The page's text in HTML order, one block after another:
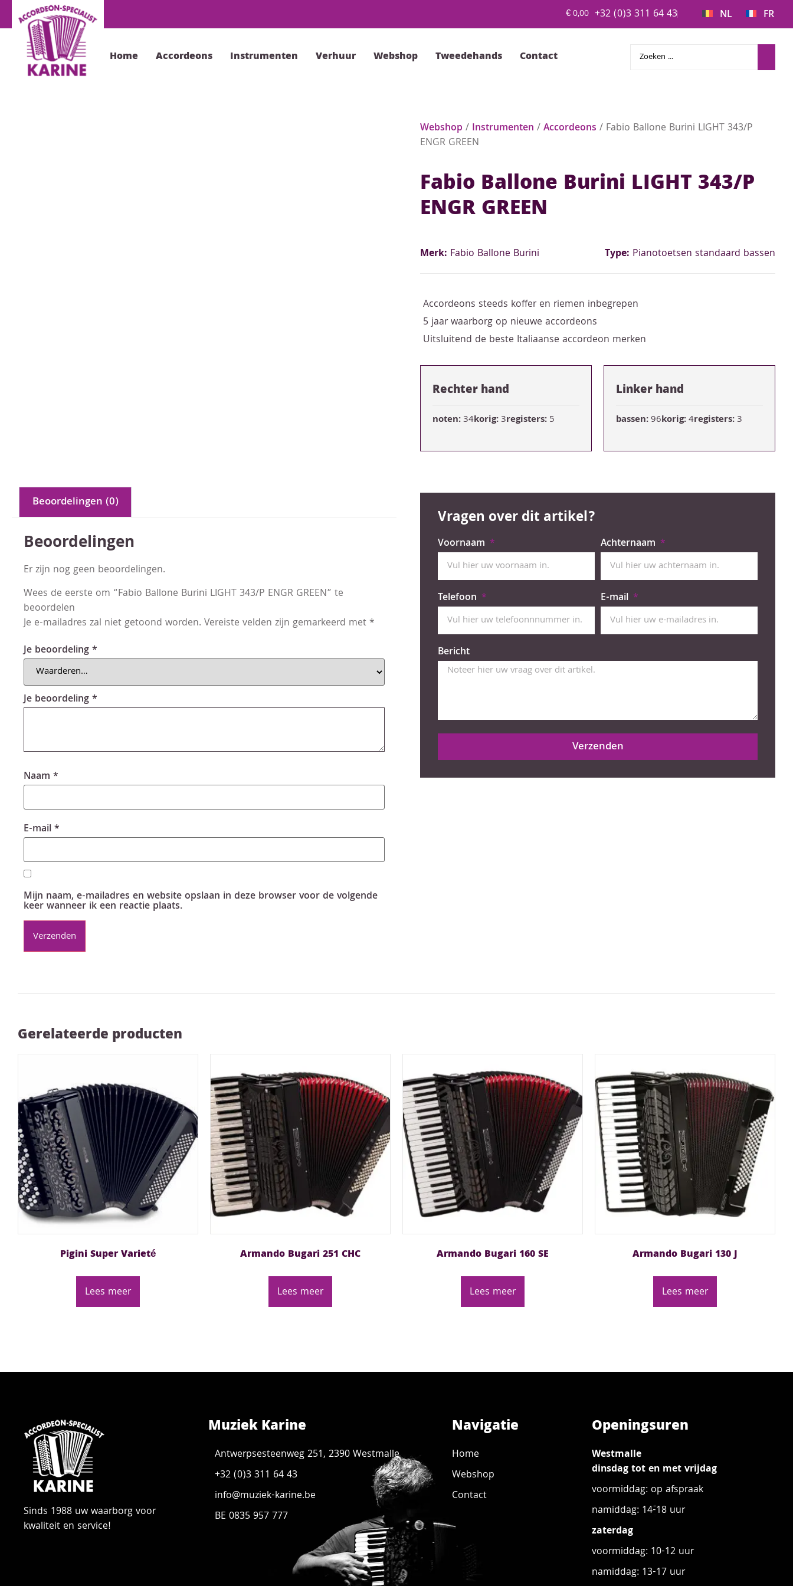
€0,00 +32 (0)3 311 64 43 NL FR
Home Accordeons Instrumenten Verhuur Webshop Tweedehands Contact
Webshop / Instrumenten /Accordeons / Fabio Ballone Burini LIGHT 343/P
ENGR GREEN
Fabio Ballone Burini LIGHT 343/P
ENGR GREEN
Merk: Fabio Ballone Burini Type: Pianotoetsen standaard bassen
Accordeons steeds koffer en riemen inbegrepen
5 jaar waarborg op nieuwe accordeons
Uitsluitend de beste Italiaanse accordeon merken
Rechter hand
noten:34korig:3registers:5
Linker hand
bassen:96korig:4registers:3
Beoordelingen (0)
Beoordelingen
Er zijn nog geen beoordelingen.
Wees de eerste om “Fabio Ballone Burini LIGHT 343/P ENGR GREEN” te
beoordelen
Je e-mailadres zal niet getoond worden. Vereiste velden zijn gemarkeerd met*
Je beoordeling*
Je beoordeling*
Naam *
E-mail*
Mijn naam, e-mailadres en website opslaan in deze browser voor de volgende
keer wanneer ik een reactie plaats.
Vragen over dit artikel?
Voornaam Achternaam
Telefoon E-mail
Bericht
Verzenden
Gerelateerde producten
Pigini Super Varieté
Lees meer
Armando Bugari 251 CHC
Lees meer
Armando Bugari 160 SE
Lees meer
Armando Bugari 130 J
Lees meer
Sinds 1988 uw waarborg voor
kwaliteit en service!
Muziek Karine
Antwerpsesteenweg 251, 2390 Westmalle
+32 (0)3 311 64 43
info@muziek-karine.be
BE 0835 957 777
Navigatie
Home
Webshop
Contact
Openingsuren
Westmalle
dinsdag tot en met vrijdag
voormiddag: op afspraak
namiddag: 14-18 uur
zaterdag
voormiddag: 10-12 uur
namiddag: 13-17 uur